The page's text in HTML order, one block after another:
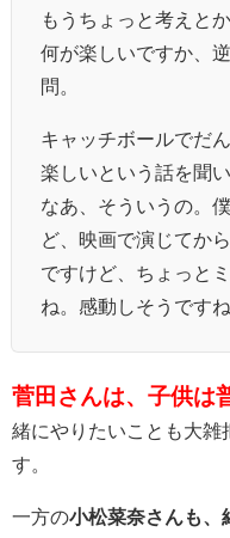
もうちょっと考えと
何が楽しいですか、
問。
キャッチボールでだ
楽しいという話を聞
なあ、そういうの。
ど、映画で演じてか
ですけど、ちょっと
ね。感動しそうです
菅田さんは、子供は
緒にやりたいことも大雑
す。
一方の小松菜奈さんも、